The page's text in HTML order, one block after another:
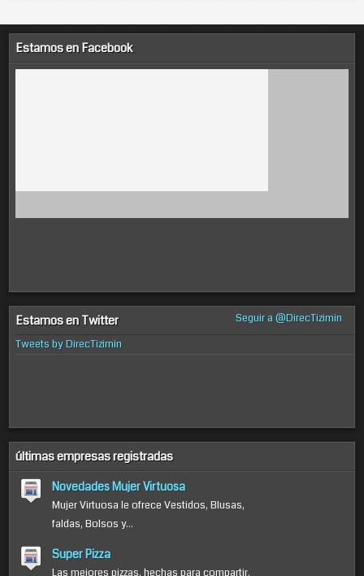
Estamos en Facebook
Estamos en Twitter
Seguir a @DirecTizimin
Tweets by DirecTizimin
últimas empresas registradas
Novedades Mujer Virtuosa
Mujer Virtuosa le ofrece Vestidos, Blusas,
faldas, Bolsos y...
Super Pizza
Las mejores pizzas, hechas para compartir.